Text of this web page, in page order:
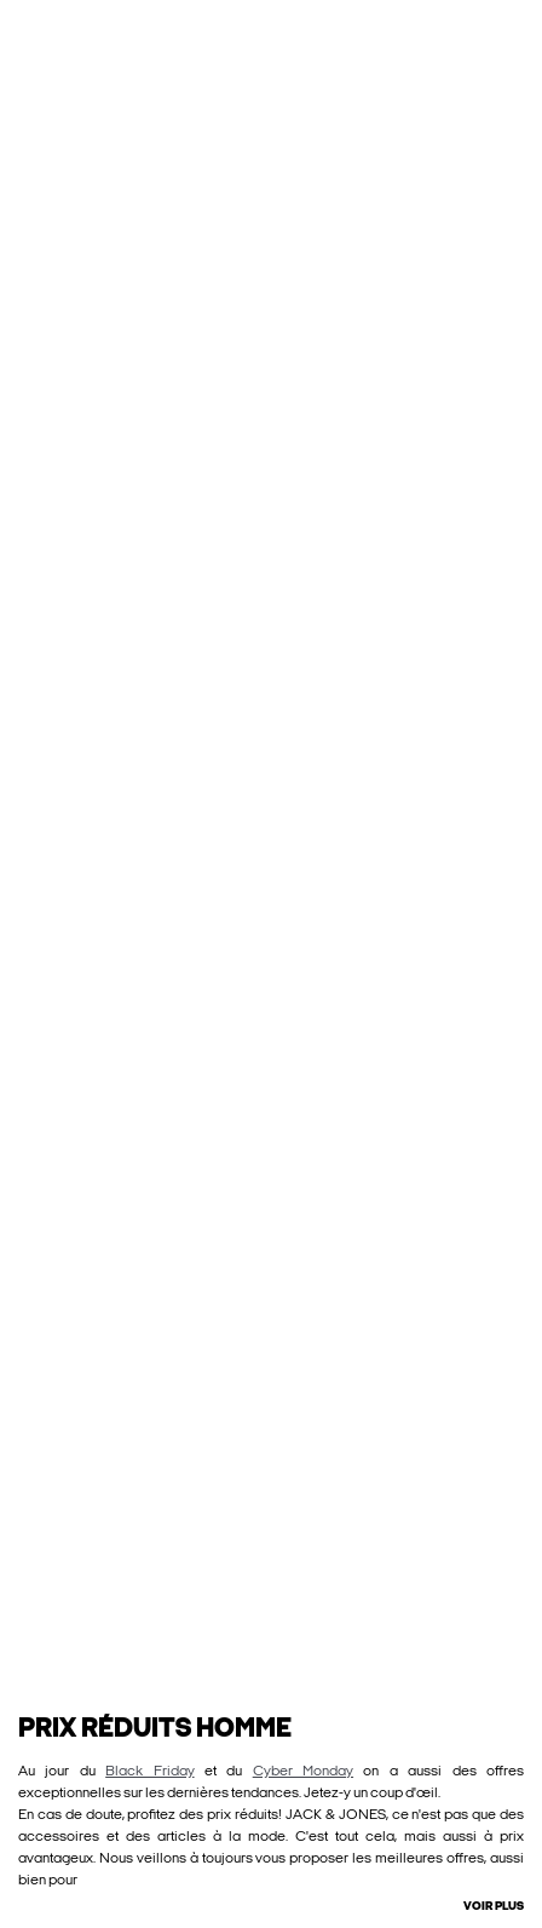
PRIX RÉDUITS HOMME
Au jour du Black Fridayet du Cyber Monday on a aussi des offres
exceptionnelles sur les dernières tendances. Jetez-y un coup d'œil.
En cas de doute, profitez des prix réduits! JACK & JONES, ce n'est pas que des
accessoires et des articles à la mode. C'est tout cela, mais aussi à prix
avantageux. Nous veillons à toujours vous proposer les meilleures offres, aussi
bien pour
VOIR PLUS